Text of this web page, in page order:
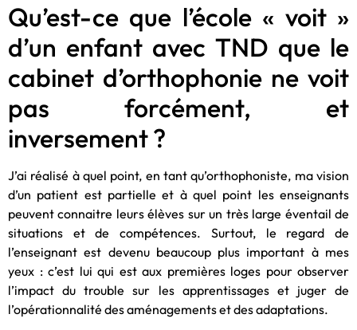
Qu’est-ce que l’école « voit »
d’un enfant avec TND que le
cabinet d’orthophonie ne voit
pas forcément, et
inversement ?
J’ai réalisé à quel point, en tant qu’orthophoniste, ma vision
d’un patient est partielle et à quel point les enseignants
peuvent connaitre leurs élèves sur un très large éventail de
situations et de compétences. Surtout, le regard de
l’enseignant est devenu beaucoup plus important à mes
yeux : c’est lui qui est aux premières loges pour observer
l’impact du trouble sur les apprentissages et juger de
l’opérationnalité des aménagements et des adaptations.